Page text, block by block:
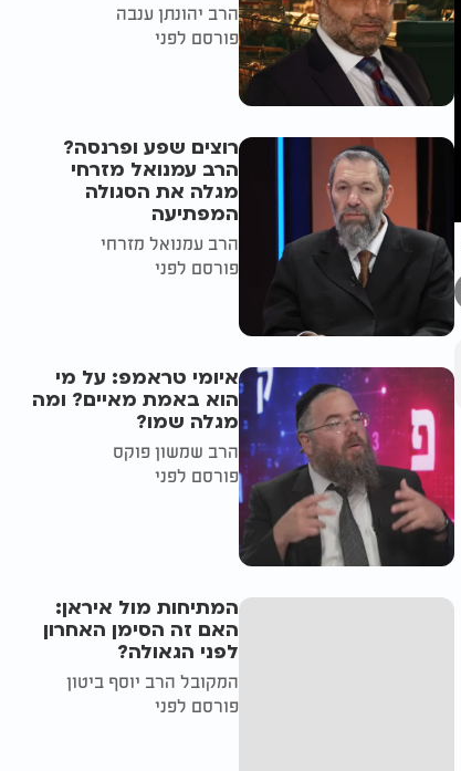
הרב יהונתן ענבה
פורסם לפני
רוצים שפע ופרנסה?
הרב עמנואל מזרחי
מגלה את הסגולה
המפתיעה
הרב עמנואל מזרחי
פורסם לפני
איומי טראמפ: על מי
הוא באמת מאיים? ומה
מגלה שמו?
הרב שמשון פוקס
פורסם לפני
המתיחות מול איראן:
האם זה הסימן האחרון
לפני הגאולה?
המקובל הרב יוסף ביטון
פורסם לפני